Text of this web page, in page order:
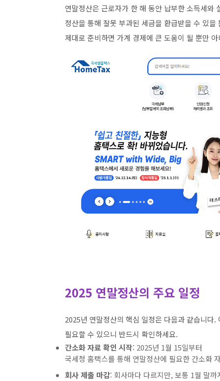
연말정산은 근로자가 한 해 동안 납부한 소득세와
정산을 통해 잘못 부과된 세금을 환급받을 수 있
제대로 준비하면 가계 경제에 큰 도움이 될 뿐만
2025 연말정산의 주요 일정
2025년 연말정산의 핵심 일정은 다음과 같습니다
필요할 수 있으니 반드시 확인하세요.
간소화 자료 확인 시작: 2025년 1월 15일부터
국세청 홈택스를 통해 연말정산에 필요한 간소화
회사 제출 마감: 회사마다 다르지만, 보통 1월 말까